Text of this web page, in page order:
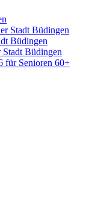
Stadt Büdingen
Büdingen
Stadt Büdingen
für Senioren 60+